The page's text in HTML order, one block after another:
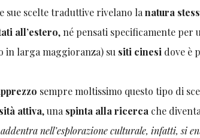
sue scelte traduttive rivelano lanatura
all’estero, né pensati specificamente per
in larga maggioranza) su siti cinesi dove è
sempre moltissimo questo tipo di
attiva, unaspinta alla ricerca che
nell’esplorazione culturale, infatti, si